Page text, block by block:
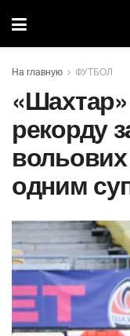
На главную ФУТБОЛ
рекорду
одним